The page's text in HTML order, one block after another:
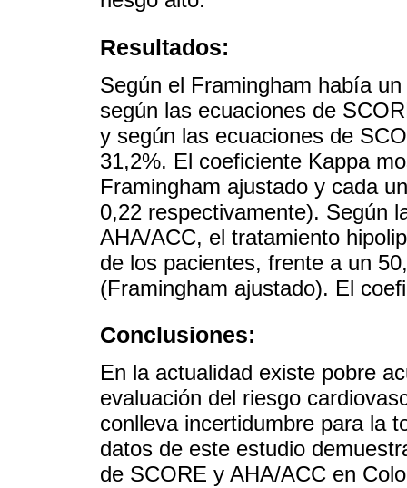
Resultados:
Según el Framingham había
según las ecuaciones de
y según las ecuaciones de
31,2%. El coeficiente Kappa
Framingham ajustado y cada
0,22 respectivamente). Según
AHA/ACC, el tratamiento
de los pacientes, frente a un
(Framingham ajustado). El
Conclusiones:
En la actualidad existe pobre
evaluación del riesgo
conlleva incertidumbre para la
datos de este estudio
de SCORE y AHA/ACC en